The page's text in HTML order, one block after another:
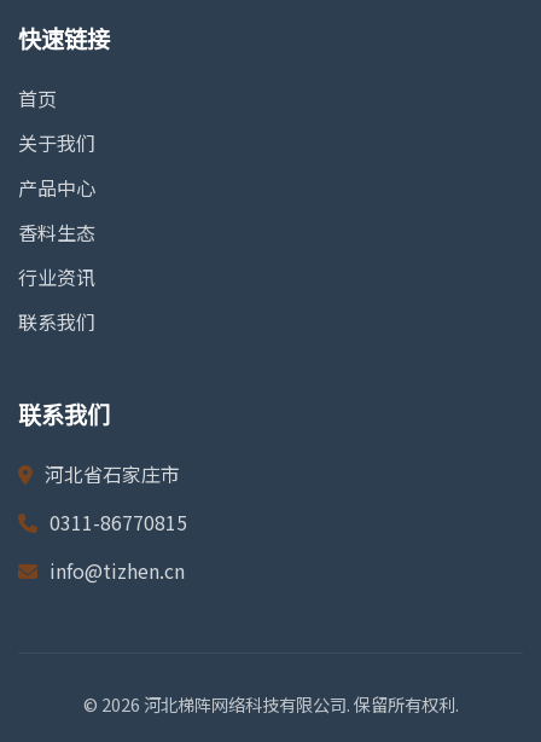
快速链接
首页
关于我们
产品中心
香料生态
行业资讯
联系我们
联系我们
河北省石家庄市
0311-86770815
info@tizhen.cn
© 2026 河北梯阵网络科技有限公司. 保留所有权利.